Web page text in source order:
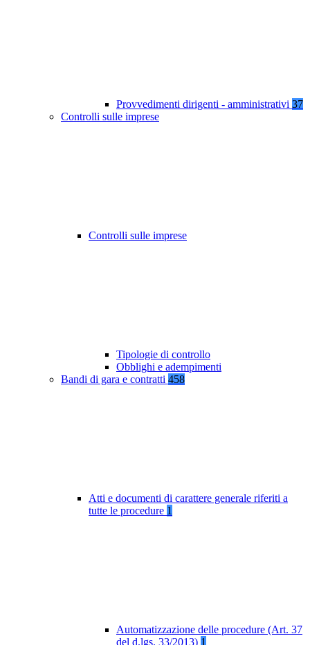
Provvedimenti dirigenti - amministrativi 37
Controlli sulle imprese
Controlli sulle imprese
Tipologie di controllo
Obblighi e adempimenti
Bandi di gara e contratti 458
Atti e documenti di carattere generale riferiti a
tutte le procedure 1
Automatizzazione delle procedure (Art. 37
del d.lgs. 33/2013) 1